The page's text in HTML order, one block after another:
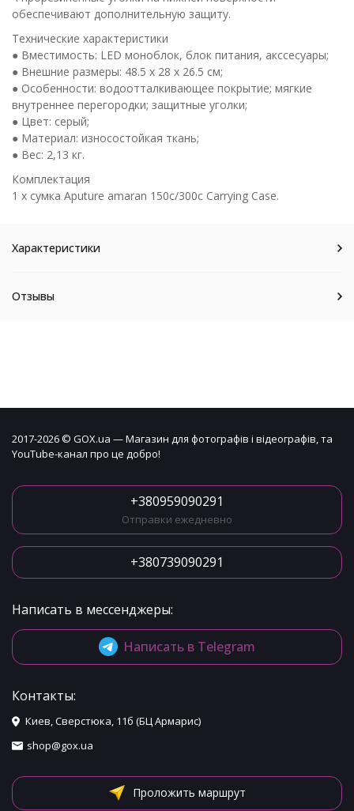
обеспечивают дополнительную защиту.
Технические характеристики
● Вместимость: LED моноблок, блок питания, акссесуары;
● Внешние размеры: 48.5 x 28 x 26.5 см;
● Особенности: водоотталкивающее покрытие; мягкие
внутреннее перегородки; защитные уголки;
● Цвет: серый;
● Материал: износостойкая ткань;
● Вес: 2,13 кг.
Комплектация
1 х сумка Aputure amaran 150c/300c Carrying Case.
Характеристики
Отзывы
2017-2026 © GOX.ua — Магазин для фотографів і відеографів, та
YouTube-канал про це добро!
+380959090291
Отправки ежедневно
+380739090291
Написать в мессенджеры:
Написать в Telegram
Контакты:
Киев, Сверстюка, 11б (БЦ Армарис)
shop@gox.ua
Проложить маршрут